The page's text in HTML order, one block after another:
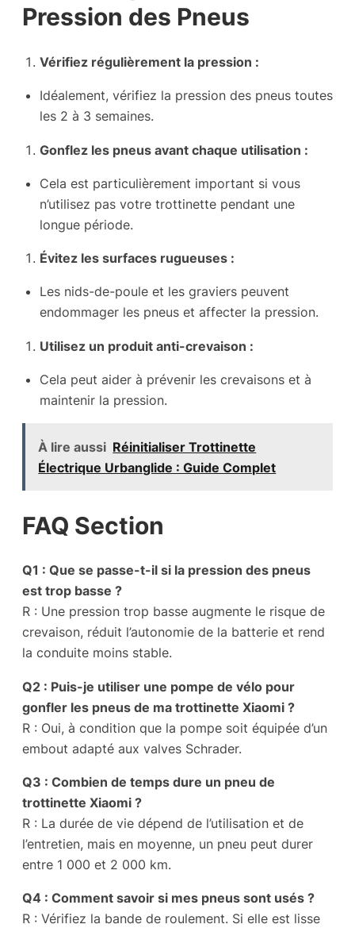
Pression des Pneus
Vérifiez régulièrement la pression :
Idéalement, vérifiez la pression des pneus toutes
les 2 à 3 semaines.
Gonflez les pneus avant chaque utilisation :
Cela est particulièrement important si vous
n’utilisez pas votre trottinette pendant une
longue période.
Évitez les surfaces rugueuses :
Les nids-de-poule et les graviers peuvent
endommager les pneus et affecter la pression.
Utilisez un produit anti-crevaison :
Cela peut aider à prévenir les crevaisons et à
maintenir la pression.
À lire aussi Réinitialiser Trottinette
Électrique Urbanglide : Guide Complet
FAQ Section
Q1 : Que se passe-t-il si la pression des pneus
est trop basse ?
R : Une pression trop basse augmente le risque de
crevaison, réduit l’autonomie de la batterie et rend
la conduite moins stable.
Q2 : Puis-je utiliser une pompe de vélo pour
gonfler les pneus de ma trottinette Xiaomi ?
R : Oui, à condition que la pompe soit équipée d’un
embout adapté aux valves Schrader.
Q3 : Combien de temps dure un pneu de
trottinette Xiaomi ?
R : La durée de vie dépend de l’utilisation et de
l’entretien, mais en moyenne, un pneu peut durer
entre 1 000 et 2 000 km.
Q4 : Comment savoir si mes pneus sont usés ?
R : Vérifiez la bande de roulement. Si elle est lisse